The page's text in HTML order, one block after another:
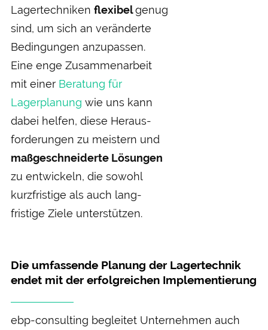
Lager­techniken flexibelgenug
sind, um sich an veränderte
Bedingungen anzu­passen.
Eine enge Zusammen­arbeit
mit einer Beratung für
Lagerplanung wie uns kann
dabei helfen, diese Heraus­
forderungen zu meistern und
maß­geschneiderte Lösungen
zu entwickeln, die sowohl
kurz­fristige als auch lang­
fristige Ziele unterstützen.
Die umfassende Planung der Lagertechnik
endet mit der erfolgreichen Implementierung
ebp-consulting begleitet Unter­nehmen auch